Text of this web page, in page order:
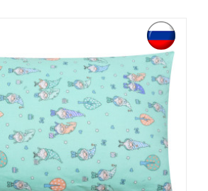
очень основательно. Ведь
часть времени проводит в
тканей, нежный и
высокая устойчивость к частым
– очень важные параметр..